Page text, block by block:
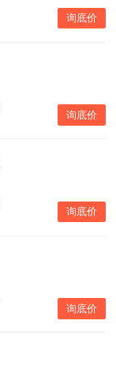
询底价
询底价
询底价
询底价